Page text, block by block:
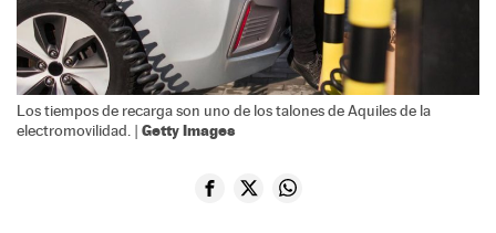
Los tiempos de recarga son uno de los talones de Aquiles de la
electromovilidad. | Getty Images